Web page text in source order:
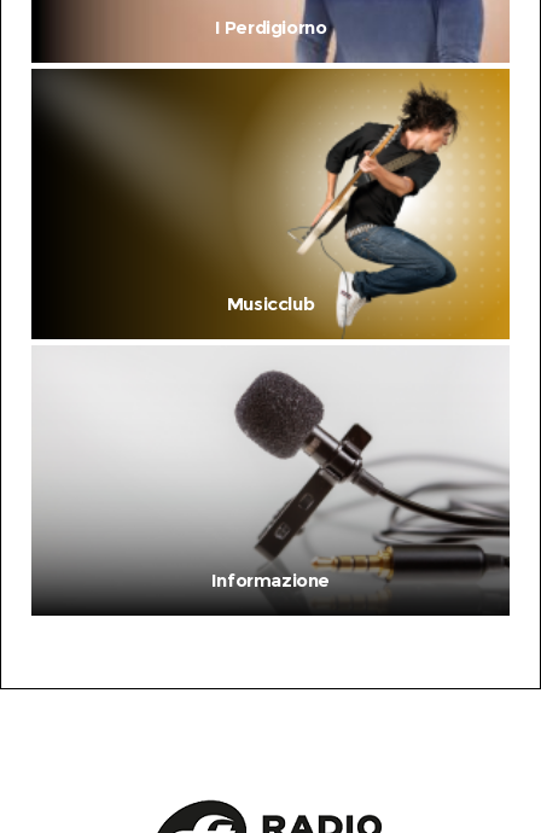
I Perdigiorno
Musicclub
Informazione